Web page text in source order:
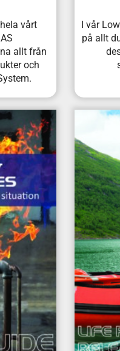
vårt
allt från
och
System.
I vår
på allt